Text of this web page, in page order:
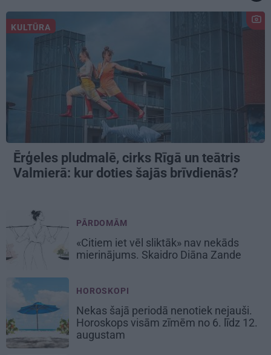
KULTŪRA
Ērģeles pludmalē, cirks Rīgā un teātris
Valmierā: kur doties šajās brīvdienās?
PĀRDOMĀM
«Citiem iet vēl sliktāk» nav nekāds
mierinājums. Skaidro Diāna Zande
HOROSKOPI
Nekas šajā periodā nenotiek nejauši.
Horoskops visām zīmēm no 6. līdz 12.
augustam